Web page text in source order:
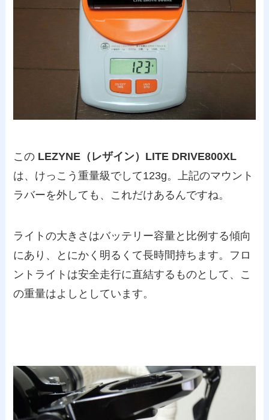
この LEZYNE（レザイン）LITE DRIVE800XL
は、けっこう重量級でして123g。上記のマウント
ラバーを外しても、これだけあるんですね。
ライトの大きさはバッテリー容量と比例する傾向
にあり、とにかく明るくて長時間持ちます。フロ
ントライトは安全走行に直結するものとして、こ
の重量はよしとしています。